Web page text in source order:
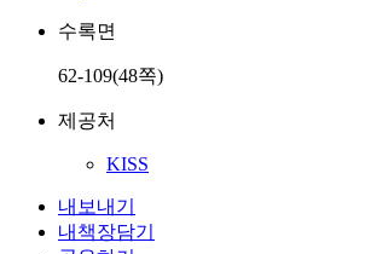
수록면
62-109(48쪽)
제공처
KISS
내보내기
내책장담기